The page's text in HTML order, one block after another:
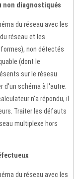
non diagnostiqués
du réseau avec les
réseau et les
non détectés
(dont le
sur le réseau
d'un schéma à l'autre.
n'a répondu, il
Traiter les défauts
multiplexe hors
du réseau avec les